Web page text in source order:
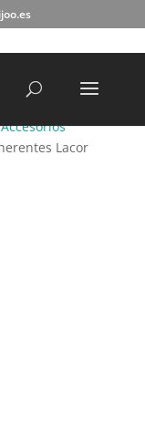
Accesorios
Lacor